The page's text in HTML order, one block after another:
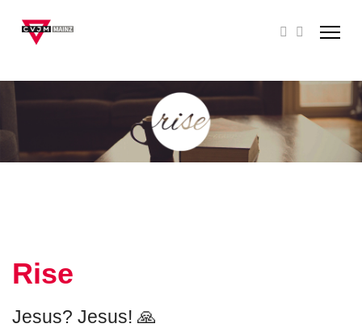
Rise
Jesus? Jesus! 🙏